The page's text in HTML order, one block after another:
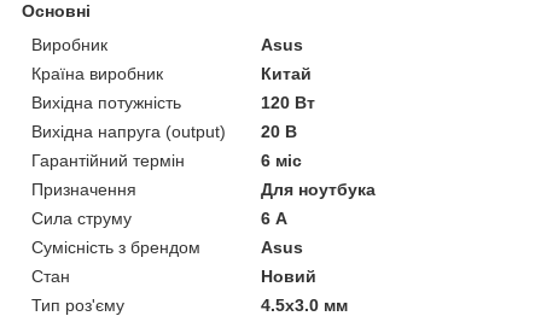
Основні
Виробник
Asus
Країна виробник
Китай
Вихідна потужність
120 Вт
Вихідна напруга (output)
20 В
Гарантійний термін
6 міс
Призначення
Для ноутбука
Сила струму
6 А
Сумісність з брендом
Asus
Стан
Новий
Тип роз'єму
4.5x3.0 мм